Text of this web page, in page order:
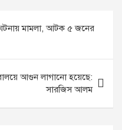
ঘটনায় মামলা, আটক ৫ জনের
আগুন লাগানো হয়েছে:
সারজিস আলম